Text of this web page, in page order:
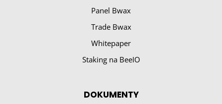
Panel Bwax
Trade Bwax
Whitepaper
Staking na BeeIO
DOKUMENTY